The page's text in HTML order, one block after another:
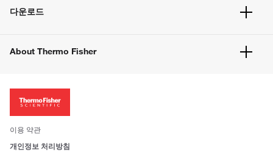
벌크 주문
고객 센터
웹사이트 개선사항
다운로드
About Thermo Fisher
투자자
사회적 책임
브랜드
이용 약관
개인정보 처리방침